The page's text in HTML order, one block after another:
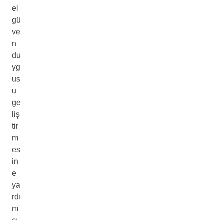
el
gü
ve
n
du
yg
us
u
ge
liş
tir
m
es
in
e
ya
rdı
m